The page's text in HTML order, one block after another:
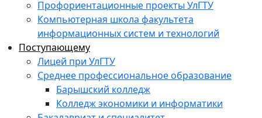
Профориентационные проекты УлГТУ
Компьютерная школа факультета
информационных систем и технологий
Поступающему
Лицей при УлГТУ
Среднее профессиональное образование
Барышский колледж
Колледж экономики и информатики